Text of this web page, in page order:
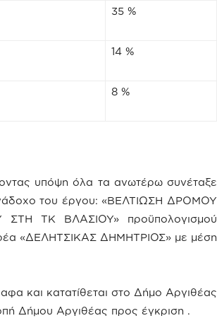
35 %
14 %
8 %
υπόψη όλα τα ανωτέρω συνέταξε
του έργου: «ΒΕΛΤΙΩΣΗ ΔΡΟΜΟΥ
ΤΚ ΒΛΑΣΙΟΥ» προϋπολογισμού
«ΔΕΛΗΤΣΙΚΑΣ ΔΗΜΗΤΡΙΟΣ» με μέση
και κατατίθεται στο Δήμο Αργιθέας
Δήμου Αργιθέας προς έγκριση .